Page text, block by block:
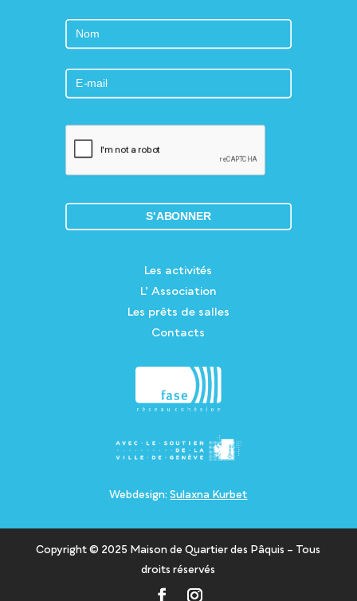
Les activités
L’ Association
Les prêts de salles
Contacts
Webdesign:Sulaxna Kurbet
Copyright © 2025 Maison de Quartier des Pâquis – Tous
droits réservés